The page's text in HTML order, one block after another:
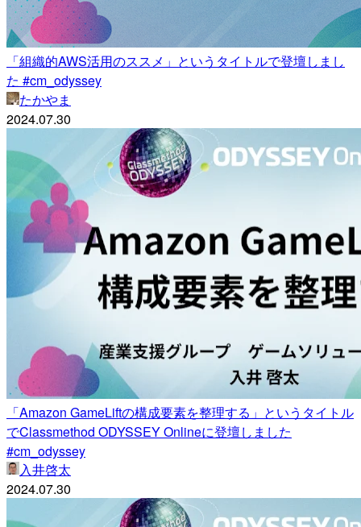
「組織的AWS活用のススメ」というタイトルで登壇しまし
た #cm_odyssey
たかやま
2024.07.30
「Amazon GameLiftの構成要素を整理する」というタイトル
でClassmethod ODYSSEY Onlineに登壇しました
#cm_odyssey
入井啓太
2024.07.30